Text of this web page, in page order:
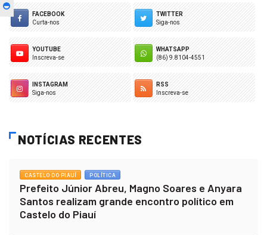
FACEBOOK
Curta-nos
TWITTER
Siga-nos
YOUTUBE
Inscreva-se
WHATSAPP
(86) 9.8104-4551
INSTAGRAM
Siga-nos
RSS
Inscreva-se
NOTÍCIAS RECENTES
CASTELO DO PIAUÍ POLÍTICA
Prefeito Júnior Abreu, Magno Soares e Anyara
Santos realizam grande encontro político em
Castelo do Piauí